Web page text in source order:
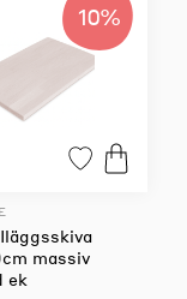
10%
massiv
ek